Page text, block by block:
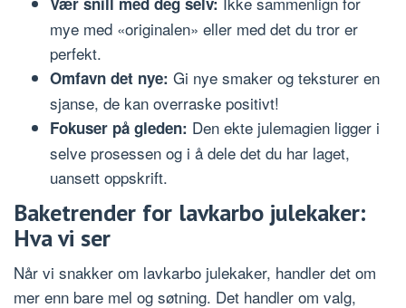
mye med «originalen» eller med det du tror er
perfekt.
Omfavn det nye: Gi nye smaker og teksturer en
sjanse, de kan overraske positivt!
Fokuser på gleden: Den ekte julemagien ligger i
selve prosessen og i å dele det du har laget,
uansett oppskrift.
Baketrender for lavkarbo julekaker:
Hva vi ser
Når vi snakker om lavkarbo julekaker, handler det om
mer enn bare mel og søtning. Det handler om valg,